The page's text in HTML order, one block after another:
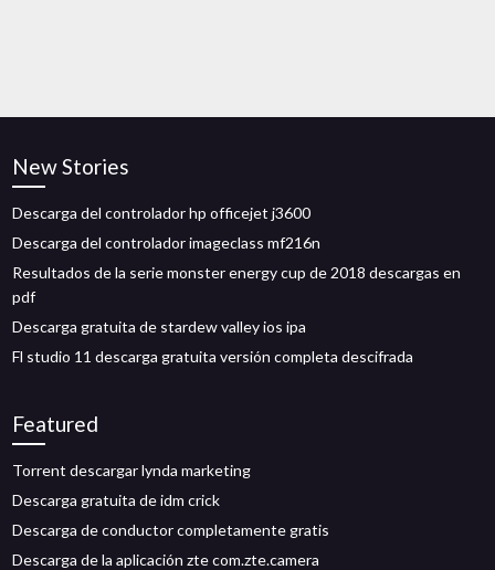
New Stories
Descarga del controlador hp officejet j3600
Descarga del controlador imageclass mf216n
Resultados de la serie monster energy cup de 2018 descargas en
pdf
Descarga gratuita de stardew valley ios ipa
Fl studio 11 descarga gratuita versión completa descifrada
Featured
Torrent descargar lynda marketing
Descarga gratuita de idm crick
Descarga de conductor completamente gratis
Descarga de la aplicación zte com.zte.camera